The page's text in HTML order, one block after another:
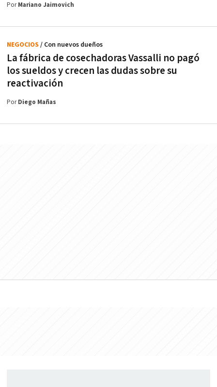
PorMariano Jaimovich
La fábrica de cosechadoras Vassalli no pagó
los sueldos y crecen las dudas sobre su
reactivación
NEGOCIOS / Con nuevos dueños
PorDiego Mañas